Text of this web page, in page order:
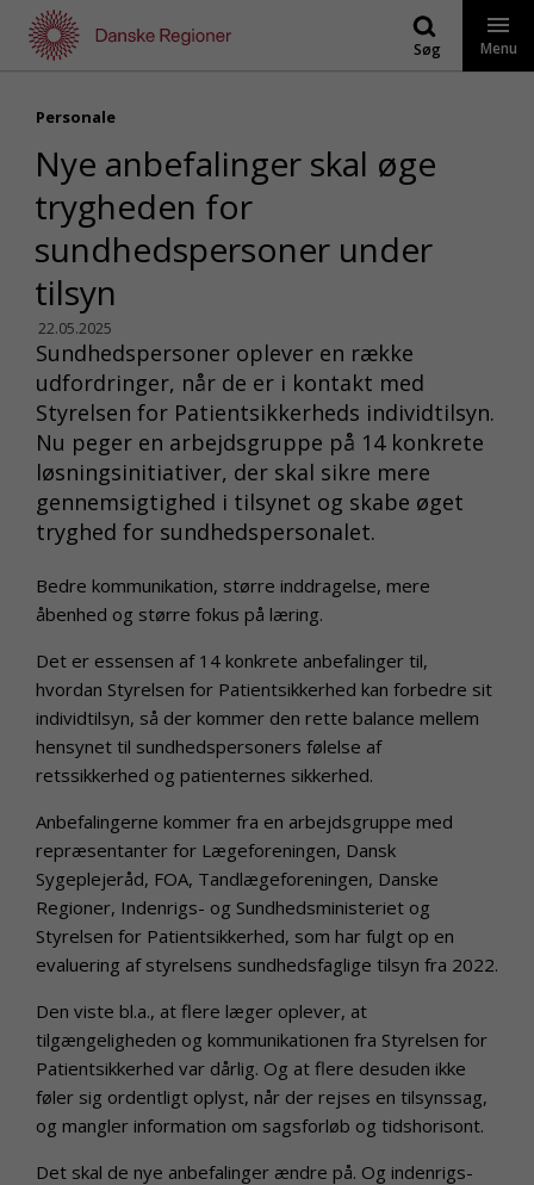
indhold
Søg Menu
Personale
Nye anbefalinger skal øge
trygheden for
sundhedspersoner under
tilsyn
22.05.2025
Sundhedspersoner oplever en række
udfordringer, når de er i kontakt med
Styrelsen for Patientsikkerheds individtilsyn.
Nu peger en arbejdsgruppe på 14 konkrete
løsningsinitiativer, der skal sikre mere
gennemsigtighed i tilsynet og skabe øget
tryghed for sundhedspersonalet.
Bedre kommunikation, større inddragelse, mere
åbenhed og større fokus på læring.
Det er essensen af 14 konkrete anbefalinger til,
hvordan Styrelsen for Patientsikkerhed kan forbedre sit
individtilsyn, så der kommer den rette balance mellem
hensynet til sundhedspersoners følelse af
retssikkerhed og patienternes sikkerhed.
Anbefalingerne kommer fra en arbejdsgruppe med
repræsentanter for Lægeforeningen, Dansk
Sygeplejeråd, FOA, Tandlægeforeningen, Danske
Regioner, Indenrigs- og Sundhedsministeriet og
Styrelsen for Patientsikkerhed, som har fulgt op en
evaluering af styrelsens sundhedsfaglige tilsyn fra 2022.
Den viste bl.a., at flere læger oplever, at
tilgængeligheden og kommunikationen fra Styrelsen for
Patientsikkerhed var dårlig. Og at flere desuden ikke
føler sig ordentligt oplyst, når der rejses en tilsynssag,
og mangler information om sagsforløb og tidshorisont.
Det skal de nye anbefalinger ændre på. Og indenrigs-